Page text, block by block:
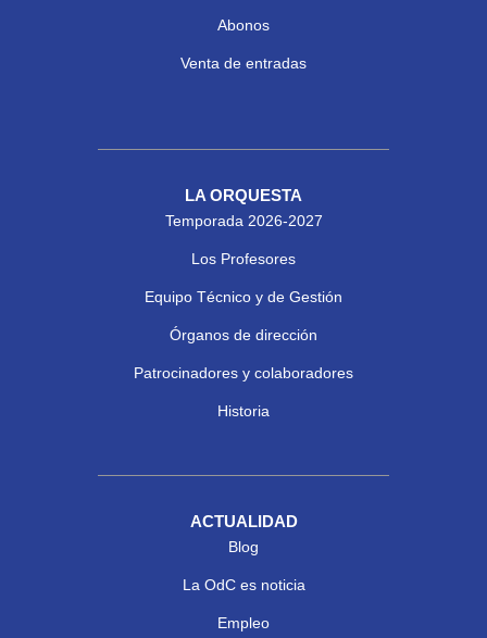
Abonos
Venta de entradas
LA ORQUESTA
Temporada 2026-2027
Los Profesores
Equipo Técnico y de Gestión
Órganos de dirección
Patrocinadores y colaboradores
Historia
ACTUALIDAD
Blog
La OdC es noticia
Empleo